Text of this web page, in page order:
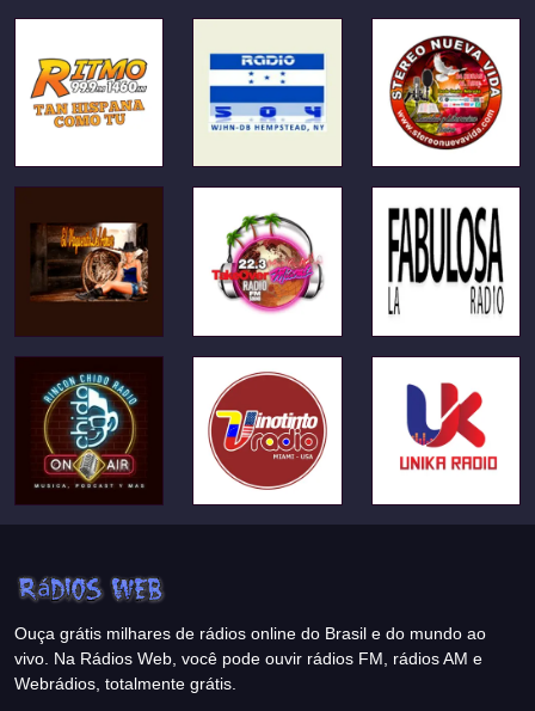
Ouça grátis milhares de rádios online do Brasil e do mundo ao
vivo. Na Rádios Web, você pode ouvir rádios FM, rádios AM e
Webrádios, totalmente grátis.